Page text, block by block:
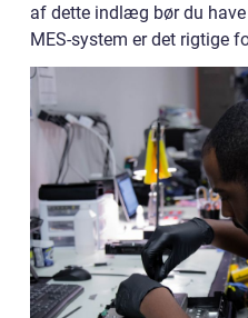
af dette indlæg bør du
MES-system er det rigtige